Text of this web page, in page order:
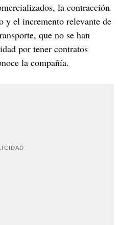
la contracción
y el incremento relevante de
que no se han
por tener contratos
la compañía.